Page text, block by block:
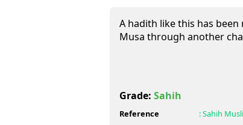
A hadith like this has
Musa through another
Grade: Sahih
Reference :Sahih